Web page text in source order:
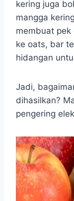
kering juga
mangga
membuat
ke oats, bar
hidangan
Jadi,
dihasilkan?
pengering